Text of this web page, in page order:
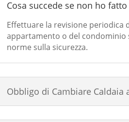
Cosa succede se non ho
Effettuare la revisione periodica
appartamento o del condominio
norme sulla sicurezza.
Obbligo di Cambiare Caldaia